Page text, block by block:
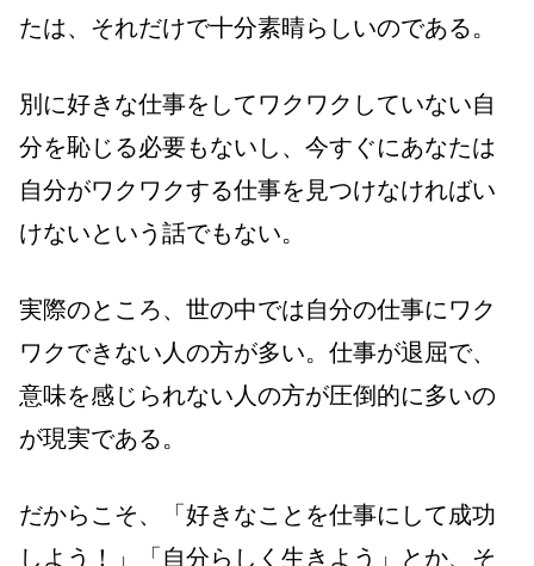
たは、それだけで十分素晴らしいのである。
別に好きな仕事をしてワクワクしていない自
分を恥じる必要もないし、今すぐにあなたは
自分がワクワクする仕事を見つけなければい
けないという話でもない。
実際のところ、世の中では自分の仕事にワク
ワクできない人の方が多い。仕事が退屈で、
意味を感じられない人の方が圧倒的に多いの
が現実である。
だからこそ、「好きなことを仕事にして成功
しよう！」「自分らしく生きよう」とか、そ